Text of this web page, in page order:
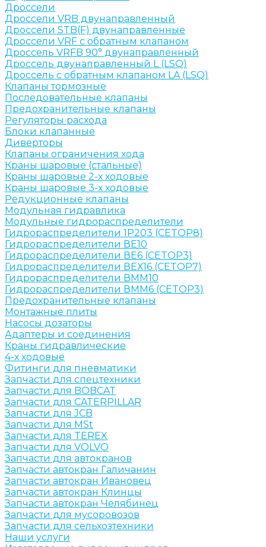
Дроссели
Дроссели VRB двунаправленный
Дроссели STB(F) двунаправленные
Дроссели VRF с обратным клапаном
Дроссель VRFB 90° двунаправленный
Дроссель двунаправленный L (LSQ)
Дроссель с обратным клапаном LA (LSQ)
Клапаны тормозные
Последовательные клапаны
Предохранительные клапаны
Регуляторы расхода
Блоки клапанные
Диверторы
Клапаны ограничения хода
Краны шаровые (стальные)
Краны шаровые 2-х ходовые
Краны шаровые 3-х ходовые
Редукционные клапаны
Модульная гидравлика
Модульные гидрораспределители
Гидрораспределители 1Р203 (CETOP8)
Гидрораспределители ВЕ10
Гидрораспределители ВЕ6 (CETOP3)
Гидрораспределители ВЕХ16 (CETOP7)
Гидрораспределители ВММ10
Гидрораспределители ВММ6 (CETOP3)
Предохранительные клапаны
Монтажные плиты
Насосы дозаторы
Адаптеры и соединения
Краны гидравлические
4-х ходовые
Фитинги для пневматики
Запчасти для спецтехники
Запчасти для BOBCAT
Запчасти для CATERPILLAR
Запчасти для JCB
Запчасти для MSt
Запчасти для TEREX
Запчасти для VOLVO
Запчасти для автокранов
Запчасти автокран Галичанин
Запчасти автокран Ивановец
Запчасти автокран Клинцы
Запчасти автокран Челябинец
Запчасти для мусоровозов
Запчасти для сельхозтехники
Наши услуги